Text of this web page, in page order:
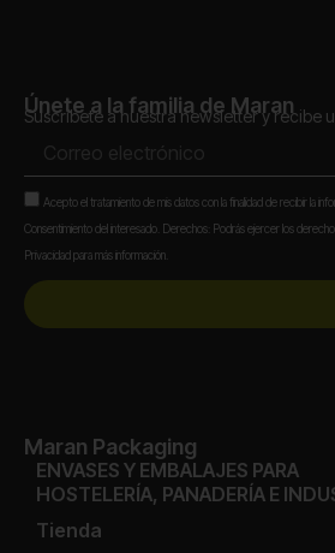
Únete a la familia de Maran
Suscríbete a nuestra newsletter y recibe
electrónico
Aceptación
Acepto el tratamiento de mis datos con la finalidad de recibir la
Consentimiento del interesado. Derechos: Podrás ejercer los
Privacidad para más información.
Maran Packaging
ENVASES Y EMBALAJES PARA
HOSTELERÍA, PANADERÍA E
Tienda